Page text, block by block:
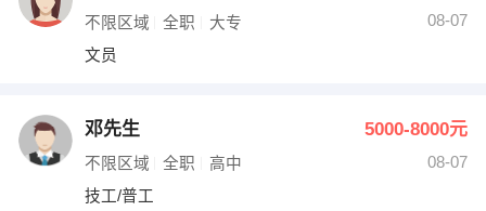
不限区域 全职 大专
08-07
文员
邓先生 5000-8000元
不限区域 全职 高中
08-07
技工/普工